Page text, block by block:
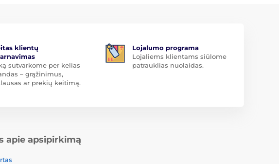
klientų
sutvarkome per kelias
– grąžinimus,
ar prekių keitimą.
Lojalumo programa
Lojaliems klientams siūlome
patrauklias nuolaidas.
apie apsipirkimą